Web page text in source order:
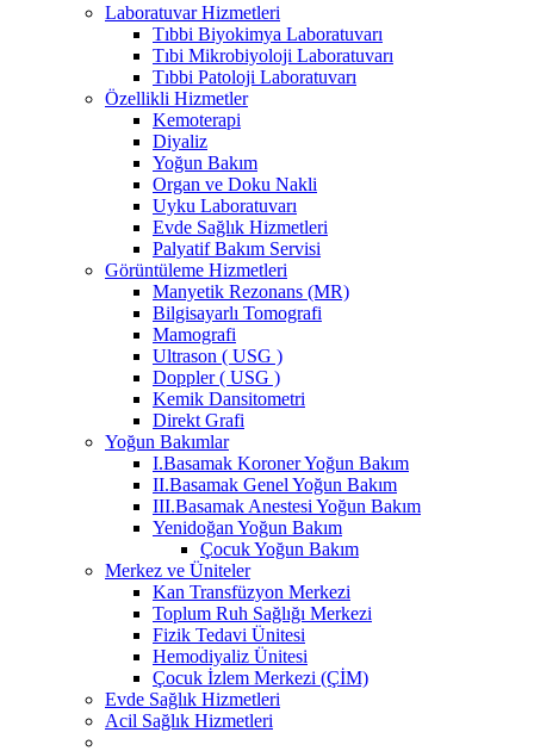
Laboratuvar Hizmetleri
Tıbbi Biyokimya Laboratuvarı
Tıbi Mikrobiyoloji Laboratuvarı
Tıbbi Patoloji Laboratuvarı
Özellikli Hizmetler
Kemoterapi
Diyaliz
Yoğun Bakım
Organ ve Doku Nakli
Uyku Laboratuvarı
Evde Sağlık Hizmetleri
Palyatif Bakım Servisi
Görüntüleme Hizmetleri
Manyetik Rezonans (MR)
Bilgisayarlı Tomografi
Mamografi
Ultrason ( USG )
Doppler ( USG )
Kemik Dansitometri
Direkt Grafi
Yoğun Bakımlar
I.Basamak Koroner Yoğun Bakım
II.Basamak Genel Yoğun Bakım
III.Basamak Anestesi Yoğun Bakım
Yenidoğan Yoğun Bakım
Çocuk Yoğun Bakım
Merkez ve Üniteler
Kan Transfüzyon Merkezi
Toplum Ruh Sağlığı Merkezi
Fizik Tedavi Ünitesi
Hemodiyaliz Ünitesi
Çocuk İzlem Merkezi (ÇİM)
Evde Sağlık Hizmetleri
Acil Sağlık Hizmetleri